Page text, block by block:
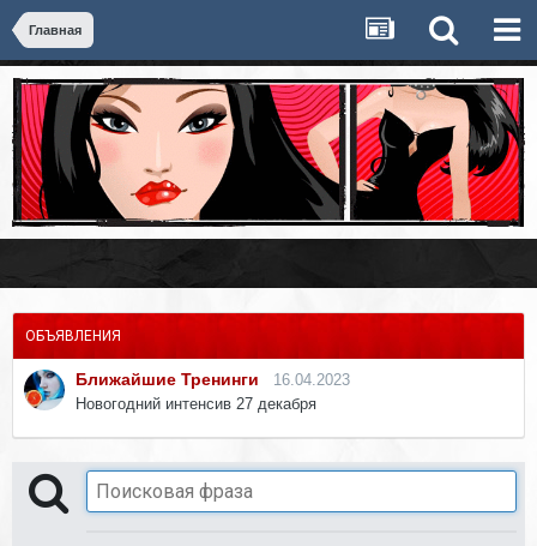
Главная
ОБЪЯВЛЕНИЯ
Ближайшие Тренинги
16.04.2023
Новогодний интенсив 27 декабря